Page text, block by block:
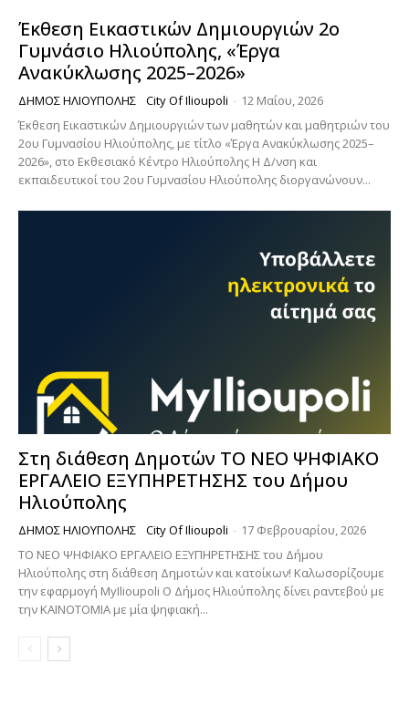
Έκθεση Εικαστικών Δημιουργιών 2ο
Γυμνάσιο Ηλιούπολης, «Έργα
Ανακύκλωσης 2025–2026»
ΔΉΜΟΣ ΗΛΙΟΎΠΟΛΗΣ City Of Ilioupoli - 12 Μαΐου, 2026
Έκθεση Εικαστικών Δημιουργιών των μαθητών και μαθητριών του
2ου Γυμνασίου Ηλιούπολης, με τίτλο «Έργα Ανακύκλωσης 2025–
2026», στο Εκθεσιακό Κέντρο Ηλιούπολης Η Δ/νση και
εκπαιδευτικοί του 2ου Γυμνασίου Ηλιούπολης διοργανώνουν...
Στη διάθεση Δημοτών ΤΟ ΝΕΟ ΨΗΦΙΑΚΟ
ΕΡΓΑΛΕΙΟ ΕΞΥΠΗΡΕΤΗΣΗΣ του Δήμου
Ηλιούπολης
ΔΉΜΟΣ ΗΛΙΟΎΠΟΛΗΣ City Of Ilioupoli - 17 Φεβρουαρίου, 2026
ΤΟ ΝΕΟ ΨΗΦΙΑΚΟ ΕΡΓΑΛΕΙΟ ΕΞΥΠΗΡΕΤΗΣΗΣ του Δήμου
Ηλιούπολης στη διάθεση Δημοτών και κατοίκων! Καλωσορίζουμε
την εφαρμογή MyIlioupoli Ο Δήμος Ηλιούπολης δίνει ραντεβού με
την ΚΑΙΝΟΤΟΜΙΑ με μία ψηφιακή...